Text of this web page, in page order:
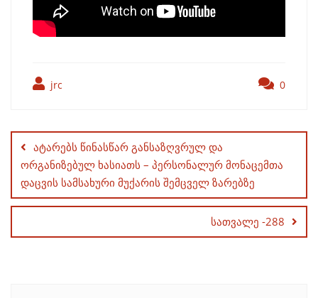
jrc 0
navigation
ატარებს წინასწარ განსაზღვრულ და
ორგანიზებულ ხასიათს – პერსონალურ მონაცემთა
დაცვის სამსახური მუქარის შემცველ ზარებზე
სათვალე -288